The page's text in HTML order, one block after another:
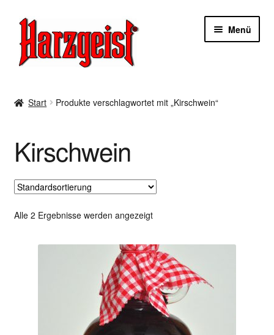
Zur
Navigation
springen
Zum
Inhalt
springen
Menü
Datenschutzerklärung
Impressum
Kasse
Mein Konto
Start Produkte verschlagwortet mit „Kirschwein“
Kirschwein
Alle 2 Ergebnisse werden angezeigt